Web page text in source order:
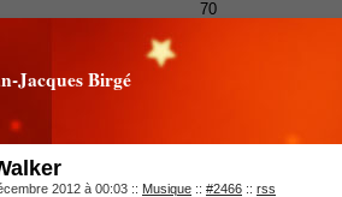
70
Jacques Birgé
2012 à 00:03 :: Musique :: #2466 :: rss